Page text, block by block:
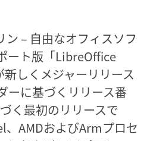
– 自由なオフィスソフ
ート版「LibreOffice
しくメジャーリリース
ーに基づくリリース番
く最初のリリースで
AMDおよびArmプロセ